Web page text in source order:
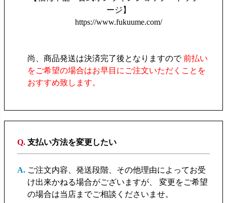
ージ】
https://www.fukuume.com/
尚、商品発送は決済完了後となりますので前払い
をご希望の場合はお早目にご注文いただくことを
おすすめ致します。
支払い方法を変更したい
ご注文内容、発送段階、その他理由によってお受
け出来かねる場合がございますが、 変更をご希望
の場合は当店までご相談くださいませ。